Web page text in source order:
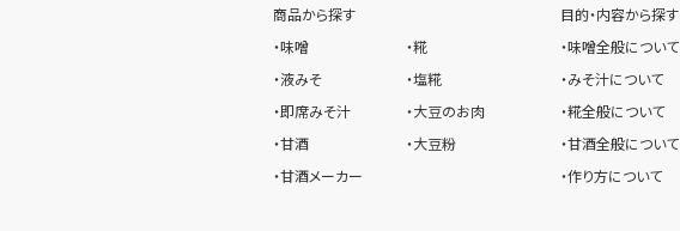
商品から探す
・味噌
・液みそ
・即席みそ汁
・甘酒
・甘酒メーカー
・糀
・塩糀
・大豆のお肉
・大豆粉
目的・内容から探す
・味噌全般について
・みそ汁について
・糀全般について
・甘酒全般について
・作り方について